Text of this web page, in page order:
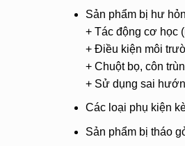
Sản phẩm bị hư
+ Tác động cơ học
+ Điều kiện môi
+ Chuột bọ, côn
+ Sử dụng sai
Các loại phụ kiện
Sản phẩm bị tháo